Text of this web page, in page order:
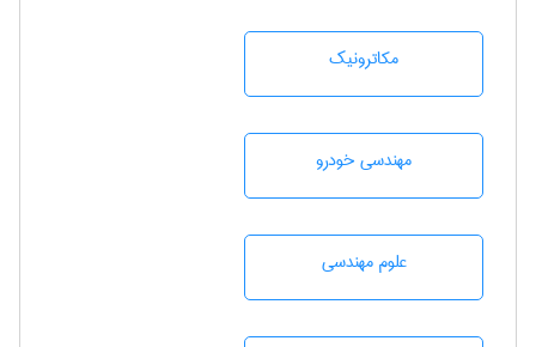
مکاترونیک
مهندسی خودرو
علوم مهندسی